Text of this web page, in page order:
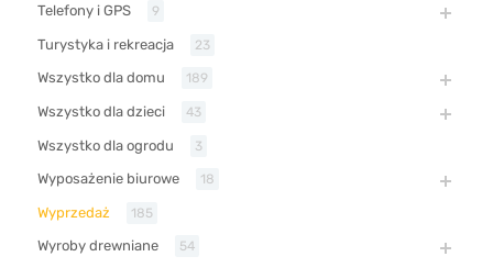
Telefony i GPS 9
Turystyka i rekreacja 23
Wszystko dla domu 189
Wszystko dla dzieci 43
Wszystko dla ogrodu 3
Wyposażenie biurowe 18
Wyprzedaż 185
Wyroby drewniane 54